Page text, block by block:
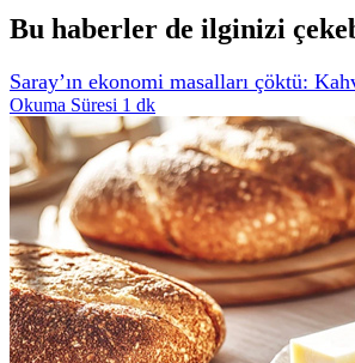
Bu haberler de ilginizi
Saray’ın ekonomi masalları çöktü:
Okuma Süresi 1 dk